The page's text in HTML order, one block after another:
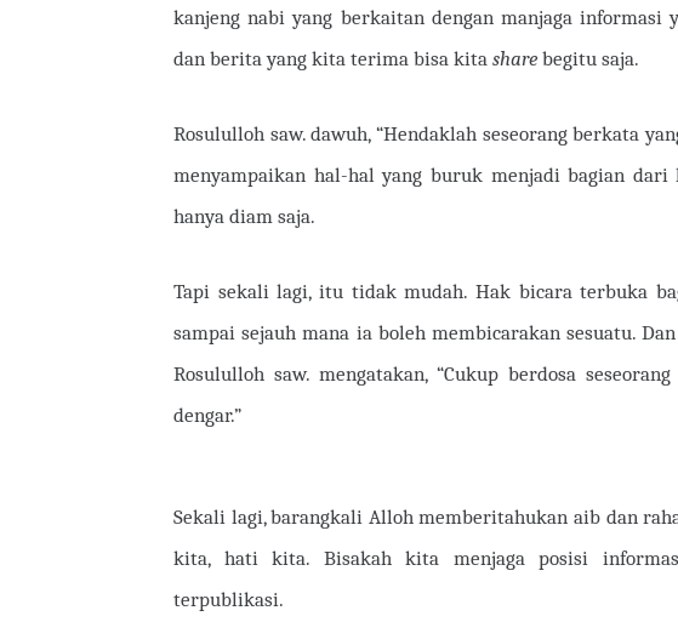
kanjeng nabi yang berkaitan dengan manjaga informasi
dan berita yang kita terima bisa kita share begitu saja.
Rosululloh saw. dawuh, “Hendaklah seseorang berkata
menyampaikan hal-hal yang buruk menjadi bagian dari
hanya diam saja.
Tapi sekali lagi, itu tidak mudah. Hak bicara terbuka
sampai sejauh mana ia boleh membicarakan sesuatu.
Rosululloh saw. mengatakan, “Cukup berdosa
dengar.”
Sekali lagi, barangkali Alloh memberitahukan aib dan
kita, hati kita. Bisakah kita menjaga posisi
terpublikasi.